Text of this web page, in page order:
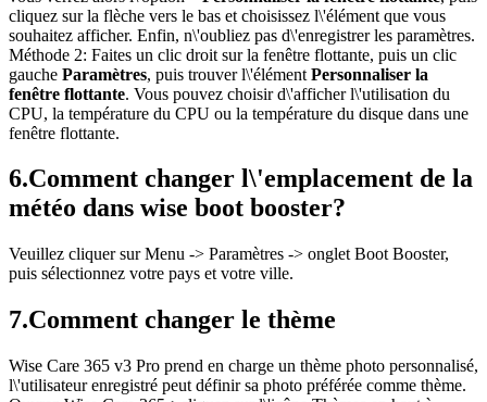
cliquez sur la flèche vers le bas et choisissez l\'élément que vous
souhaitez afficher. Enfin, n\'oubliez pas d\'enregistrer les paramètres.
Méthode 2: Faites un clic droit sur la fenêtre flottante, puis un clic
gauche Paramètres, puis trouver l\'élément Personnaliser la
fenêtre flottante. Vous pouvez choisir d\'afficher l\'utilisation du
CPU, la température du CPU ou la température du disque dans une
fenêtre flottante.
6.Comment changer l\'emplacement de la
météo dans wise boot booster?
Veuillez cliquer sur Menu -> Paramètres -> onglet Boot Booster,
puis sélectionnez votre pays et votre ville.
7.Comment changer le thème
Wise Care 365 v3 Pro prend en charge un thème photo personnalisé,
l\'utilisateur enregistré peut définir sa photo préférée comme thème.